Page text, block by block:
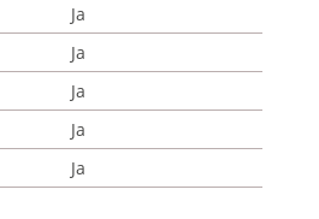
Ja
Ja
Ja
Ja
Ja